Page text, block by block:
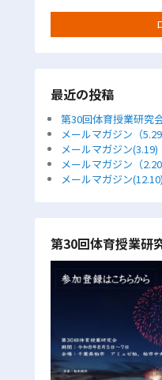
最近の投稿
第30回体育授業研究
メールマガジン（5.29
メールマガジン(3.19)
メールマガジン（
メールマガジン(12.10)
第30回体育授業研